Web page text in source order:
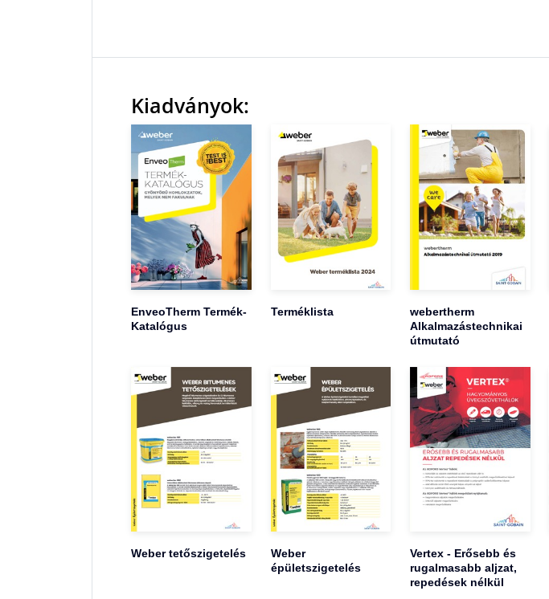
Kiadványok:
EnveoTherm Termék-
Katalógus
Terméklista
webertherm
Alkalmazástechnikai
útmutató
Weber tetőszigetelés
Weber
épületszigetelés
Vertex - Erősebb és
rugalmasabb aljzat,
repedések nélkül